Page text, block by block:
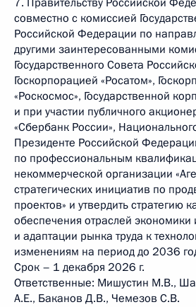
совместно с комиссией
Российской Федерации по
другими заинтересованными
Государственного Совета
Госкорпорацией «Росатом»,
«Роскосмос», Государственной
и при участии публичного
«Сбербанк России»,
Президенте Российской
по профессиональным
некоммерческой организации
стратегических инициатив по
проектов» и утвердить стратегию
обеспечения отраслей
и адаптации рынка труда к
изменениям на период до 2036
Срок – 1 декабря 2026 г.
Ответственные: Мишустин М.В.,
А.Е., Баканов Д.В., Чемезов С.В.